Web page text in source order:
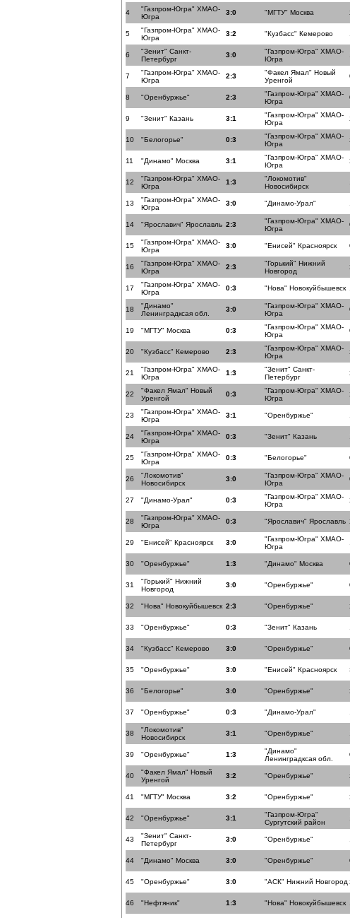
4
"Газпром-Югра" ХМАО-
Югра
3:0 "МГТУ" Москва
5
"Газпром-Югра" ХМАО-
Югра
3:2 "Кузбасс" Кемерово
6
"Зенит" Санкт-
Петербург
3:0
"Газпром-Югра" ХМАО-
Югра
7
"Газпром-Югра" ХМАО-
Югра
2:3
"Факел Ямал" Новый
Уренгой
8 "Оренбуржье" 2:3
"Газпром-Югра" ХМАО-
Югра
9 "Зенит" Казань 3:1
"Газпром-Югра" ХМАО-
Югра
10 "Белогорье" 0:3
"Газпром-Югра" ХМАО-
Югра
11 "Динамо" Москва 3:1
"Газпром-Югра" ХМАО-
Югра
12
"Газпром-Югра" ХМАО-
Югра
1:3
"Локомотив"
Новосибирск
13
"Газпром-Югра" ХМАО-
Югра
3:0 "Динамо-Урал"
14 "Ярославич" Ярославль 2:3
"Газпром-Югра" ХМАО-
Югра
15
"Газпром-Югра" ХМАО-
Югра
3:0 "Енисей" Красноярск
16
"Газпром-Югра" ХМАО-
Югра
2:3
"Горький" Нижний
Новгород
17
"Газпром-Югра" ХМАО-
Югра
0:3 "Нова" Новокуйбышевск
18
"Динамо"
Ленинградксая обл.
3:0
"Газпром-Югра" ХМАО-
Югра
19 "МГТУ" Москва 0:3
"Газпром-Югра" ХМАО-
Югра
20 "Кузбасс" Кемерово 2:3
"Газпром-Югра" ХМАО-
Югра
21
"Газпром-Югра" ХМАО-
Югра
1:3
"Зенит" Санкт-
Петербург
22
"Факел Ямал" Новый
Уренгой
0:3
"Газпром-Югра" ХМАО-
Югра
23
"Газпром-Югра" ХМАО-
Югра
3:1 "Оренбуржье"
24
"Газпром-Югра" ХМАО-
Югра
0:3 "Зенит" Казань
25
"Газпром-Югра" ХМАО-
Югра
0:3 "Белогорье"
26
"Локомотив"
Новосибирск
3:0
"Газпром-Югра" ХМАО-
Югра
27 "Динамо-Урал" 0:3
"Газпром-Югра" ХМАО-
Югра
28
"Газпром-Югра" ХМАО-
Югра
0:3 "Ярославич" Ярославль
29 "Енисей" Красноярск 3:0
"Газпром-Югра" ХМАО-
Югра
30 "Оренбуржье" 1:3 "Динамо" Москва
31
"Горький" Нижний
Новгород
3:0 "Оренбуржье"
32 "Нова" Новокуйбышевск 2:3 "Оренбуржье"
33 "Оренбуржье" 0:3 "Зенит" Казань
34 "Кузбасс" Кемерово 3:0 "Оренбуржье"
35 "Оренбуржье" 3:0 "Енисей" Красноярск
36 "Белогорье" 3:0 "Оренбуржье"
37 "Оренбуржье" 0:3 "Динамо-Урал"
38
"Локомотив"
Новосибирск
3:1 "Оренбуржье"
39 "Оренбуржье" 1:3
"Динамо"
Ленинградксая обл.
40
"Факел Ямал" Новый
Уренгой
3:2 "Оренбуржье"
41 "МГТУ" Москва 3:2 "Оренбуржье"
42 "Оренбуржье" 3:1
"Газпром-Югра"
Сургутский район
43
"Зенит" Санкт-
Петербург
3:0 "Оренбуржье"
44 "Динамо" Москва 3:0 "Оренбуржье"
45 "Оренбуржье" 3:0 "АСК" Нижний Новгород
46 "Нефтяник" 1:3 "Нова" Новокуйбышевск